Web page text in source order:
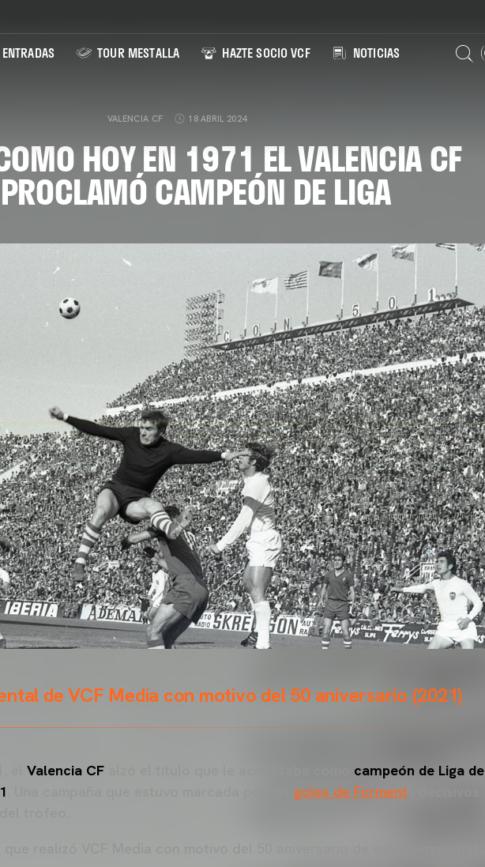
ENTRADAS TOUR MESTALLA HAZTE SOCIO VCF NOTICIAS
VALENCIA CF 18 ABRIL 2024
HOY EN 1971 EL VALENCIA CF
CAMPEÓN DE LIGA
de VCF Media con motivo del 50 aniversario (2021)
Valencia CF
campeón de Liga de
goles de Forment